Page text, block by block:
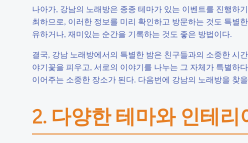
나아가, 강남의 노래방은 종종 테마가 있는 이벤트를 진행하기
최하므로, 이러한 정보를 미리 확인하고 방문하는 것도 특별
유하거나, 재미있는 순간을 기록하는 것도 좋은 방법이다.
결국, 강남 노래방에서의 특별한 밤은 친구들과의 소중한 시
야기꽃을 피우고, 서로의 이야기를 나누는 그 자체가 특별하
이어주는 소중한 장소가 된다. 다음번에 강남의 노래방을 찾
2. 다양한 테마와 인테